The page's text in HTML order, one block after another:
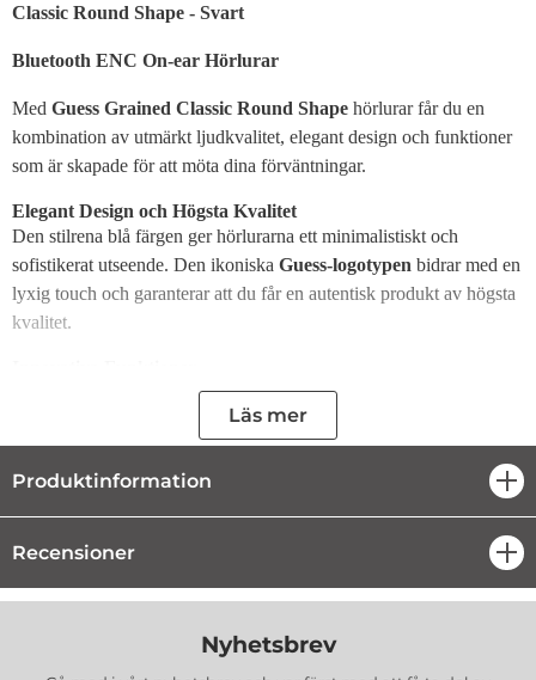
Classic Round Shape - Svart
Bluetooth ENC On-ear Hörlurar
Med Guess Grained Classic Round Shape hörlurar får du en
kombination av utmärkt ljudkvalitet, elegant design och funktioner
som är skapade för att möta dina förväntningar.
Elegant Design och Högsta Kvalitet
Den stilrena blå färgen ger hörlurarna ett minimalistiskt och
sofistikerat utseende. Den ikoniska Guess-logotypen bidrar med en
lyxig touch och garanterar att du får en autentisk produkt av högsta
kvalitet.
Röstassistent-teknologi:Gör det enkelt och snabbt att
interagera med din smarta enhets röstassistent.
Handsfree-samtal:Låt dig ringa och ta emot samtal utan
bekvämlighet.
Imponerande Prestanda och
Funktionalitet
Hörlurarna är utrustade med den senasteBluetooth 5.3-tekniken,
alla kompatibla enheter. Tack vareIPX4-certifieringen
Läs mer
Produktinformation
Recensioner
Nyhetsbrev